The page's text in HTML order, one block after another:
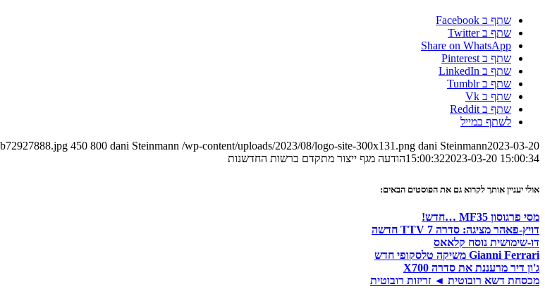
שתף ב Facebook
שתף ב Twitter
Share on WhatsApp
שתף ב Pinterest
שתף ב LinkedIn
שתף ב Tumblr
שתף ב Vk
שתף ב Reddit
לשתף במייל
450 800 dani Steinmann /wp-content/uploads/2023/08/logo-site-300x131.png dani Steinmann2023-03-20
15:00:322023-03-20 15:00:34 הודעה מגף ייצור מתקדם ברשות החדשנות
אולי יעניין אותך לקרוא גם את הפוסטים הבאים:
מסי פרגוסון MF35 …חדש!
דויץ-פאהר מציגה: סדרה 7 TTV חדשה
דו-שימושית נוסח קלאאס
Gianni Ferrari משיקה טלסקופי חדש
ג'ון דיר מרעננת את סדרה X700
מכסחת דשא רובוטית ◄ זריזות רובוטית